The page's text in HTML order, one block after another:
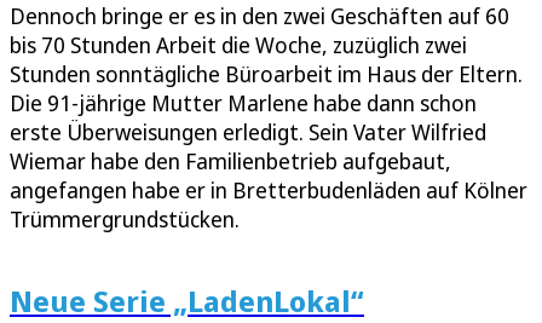
Dennoch bringe er es in den zwei Geschäften auf 60
bis 70 Stunden Arbeit die Woche, zuzüglich zwei
Stunden sonntägliche Büroarbeit im Haus der Eltern.
Die 91-jährige Mutter Marlene habe dann schon
erste Überweisungen erledigt. Sein Vater Wilfried
Wiemar habe den Familienbetrieb aufgebaut,
angefangen habe er in Bretterbudenläden auf Kölner
Trümmergrundstücken.
Neue Serie „LadenLokal“